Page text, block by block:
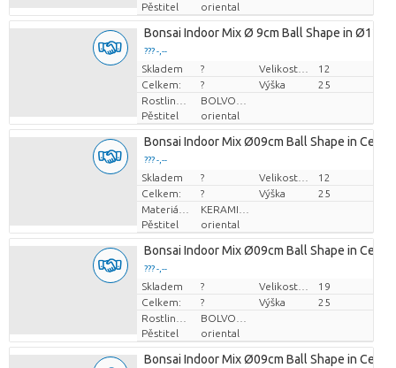
Pěstitel
oriental
Bonsai Indoor Mix Ø 9cm Ball Shape in
??? -,--
Cena za kus
Skladem ?
12
Celkem:
? Výška
25
Pěstitel
oriental
Bonsai Indoor Mix Ø09cm Ball Shape in
??? -,--
Cena za kus
Skladem ?
12
Celkem:
? Výška
25
Pěstitel
oriental
Bonsai Indoor Mix Ø09cm Ball Shape in
??? -,--
Cena za kus
Skladem ?
19
Celkem:
? Výška
25
Pěstitel
oriental
Bonsai Indoor Mix Ø09cm Ball Shape in